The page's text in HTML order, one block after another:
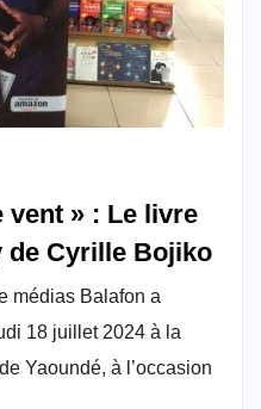
vent » : Le livre
de Cyrille Bojiko
médias Balafon a
18 juillet 2024 à la
Yaoundé, à l’occasion